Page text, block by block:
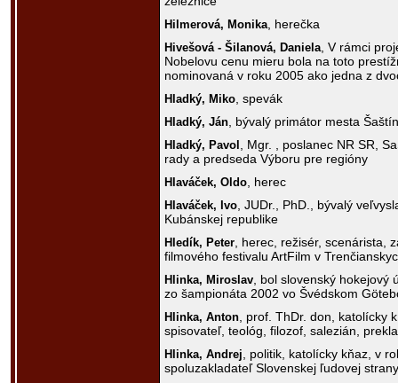
Hilmerová, Monika , herečka
Hivešová - Šilanová, Daniela , V rámci
Nobelovu cenu mieru bola na toto
nominovaná v roku 2005 ako jedna z
Hladký, Miko , spevák
Hladký, Ján , bývalý primátor mesta
Hladký, Pavol
, Mgr. , poslanec NR SR,
rady a predseda Výboru pre regióny
Hlaváček, Oldo , herec
Hlaváček, Ivo , JUDr., PhD., bývalý
Kubánskej republike
Hledík, Peter , herec, režisér, scenárista,
filmového festivalu ArtFilm v
Hlinka, Miroslav , bol slovenský
zo šampionáta 2002 vo Švédskom
Hlinka, Anton , prof. ThDr. don, katolícky
spisovateľ, teológ, filozof, salezián,
Hlinka, Andrej , politik, katolícky kňaz, v
spoluzakladateľ Slovenskej ľudovej strany